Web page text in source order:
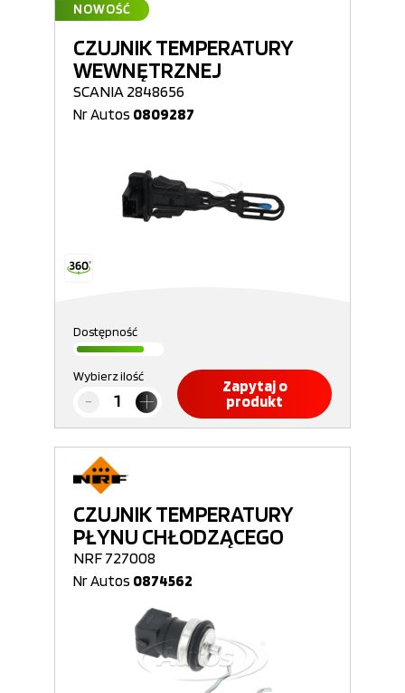
NOWOŚĆ
CZUJNIK TEMPERATURY
WEWNĘTRZNEJ
SCANIA 2848656
Nr Autos 0809287
Dostępność
Wybierz ilość
Zapytaj o
produkt
CZUJNIK TEMPERATURY
PŁYNU CHŁODZĄCEGO
NRF 727008
Nr Autos 0874562